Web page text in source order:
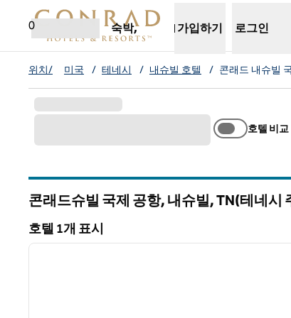
콘텐츠로 이동
0
숙박,
새 탭 열림
가입하기 로그인
위치/ 미국 / 테네시 / 내슈빌 호텔 / 콘래드 내슈빌
호텔 비교
콘래드슈빌 국제 공항, 내슈빌,TN(테네시
호텔 1개 표시
호텔 1개 표시
1/12